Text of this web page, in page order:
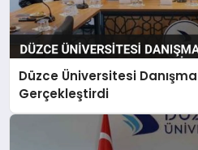
Düzce Üniversitesi
Gerçekleştirdi